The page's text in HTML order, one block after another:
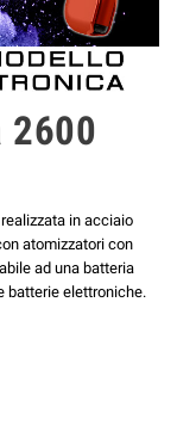
2600
in acciaio
atomizzatori con
ad una batteria
batterie elettroniche.